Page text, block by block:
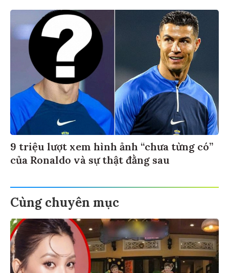
9 triệu lượt xem hình ảnh “chưa từng có”
của Ronaldo và sự thật đằng sau
Cùng chuyên mục